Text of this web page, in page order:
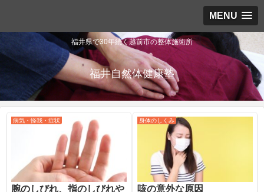
MENU
福井県で30年続く越前市の整体施術所
福井自然体健康塾
病気・怪我・症状
腕のしびれ、指のしびれや
身体のしくみ
咳の意外な原因